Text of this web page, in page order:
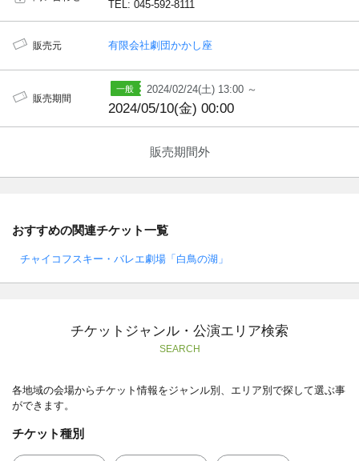
TEL: 045-592-8111
販売元 有限会社劇団かかし座
販売期間
2024/02/24(土) 13:00 ～
2024/05/10(金) 00:00
販売期間外
おすすめの関連チケット一覧
チャイコフスキー・バレエ劇場「白鳥の湖」
チケットジャンル・公演エリア検索
SEARCH
各地域の会場からチケット情報をジャンル別、エリア別で探して選ぶ事
ができます。
チケット種別